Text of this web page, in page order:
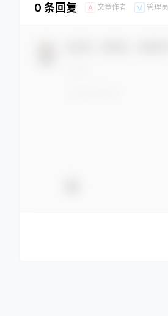
0 条回复 A 文章作者 M 管理员